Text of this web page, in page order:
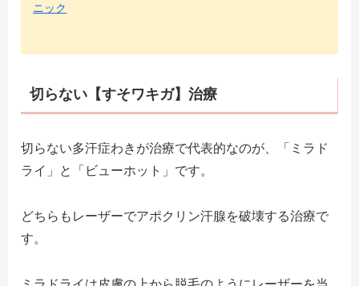
ニック
切らない【すそワキガ】治療
切らない多汗症わきが治療で代表的なのが、「ミラド
ライ」と「ビューホット」です。
どちらもレーザーでアポクリン汗腺を破壊する治療で
す。